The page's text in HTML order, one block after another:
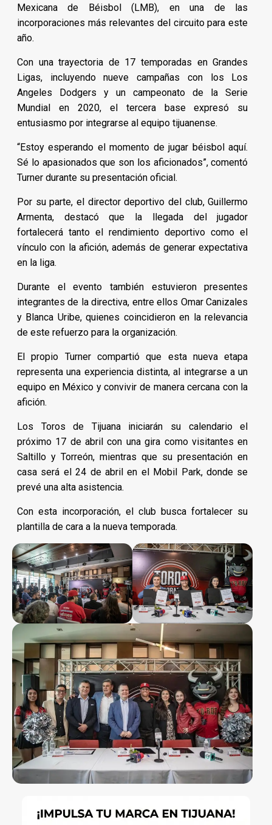
Mexicana de Béisbol (LMB), en una de las
incorporaciones más relevantes del circuito para este
año.
Con una trayectoria de 17 temporadas en Grandes
Ligas, incluyendo nueve campañas con los Los
Angeles Dodgers y un campeonato de la Serie
Mundial en 2020, el tercera base expresó su
entusiasmo por integrarse al equipo tijuanense.
“Estoy esperando el momento de jugar béisbol aquí.
Sé lo apasionados que son los aficionados”, comentó
Turner durante su presentación oficial.
Por su parte, el director deportivo del club, Guillermo
Armenta, destacó que la llegada del jugador
fortalecerá tanto el rendimiento deportivo como el
vínculo con la afición, además de generar expectativa
en la liga.
Durante el evento también estuvieron presentes
integrantes de la directiva, entre ellos Omar Canizales
y Blanca Uribe, quienes coincidieron en la relevancia
de este refuerzo para la organización.
El propio Turner compartió que esta nueva etapa
representa una experiencia distinta, al integrarse a un
equipo en México y convivir de manera cercana con la
afición.
Los Toros de Tijuana iniciarán su calendario el
próximo 17 de abril con una gira como visitantes en
Saltillo y Torreón, mientras que su presentación en
casa será el 24 de abril en el Mobil Park, donde se
prevé una alta asistencia.
Con esta incorporación, el club busca fortalecer su
plantilla de cara a la nueva temporada.